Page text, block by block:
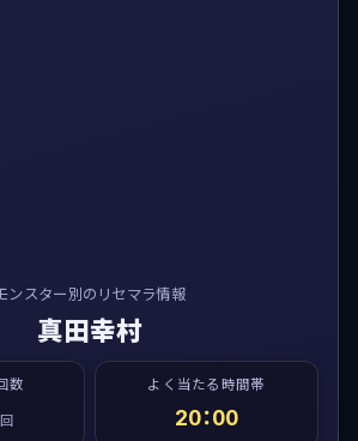
ンスター別のリセマラ情報
真田幸村
数
回
よく当たる時間帯
20：00